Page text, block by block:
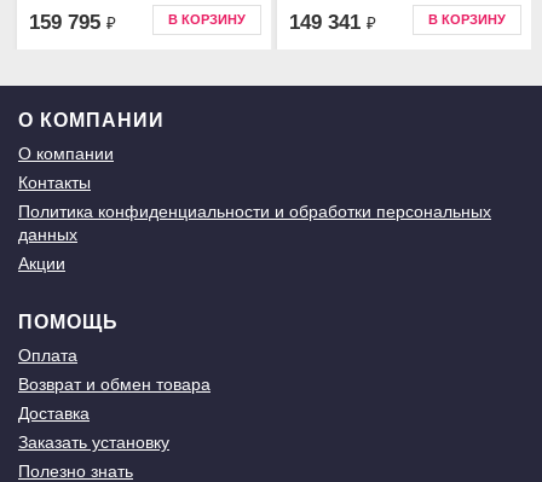
159 795 ₽ В КОРЗИНУ 149 341 ₽ В КОРЗИНУ
О КОМПАНИИ
О компании
Контакты
Политика конфиденциальности и обработки персональных
данных
Акции
ПОМОЩЬ
Оплата
Возврат и обмен товара
Доставка
Заказать установку
Полезно знать